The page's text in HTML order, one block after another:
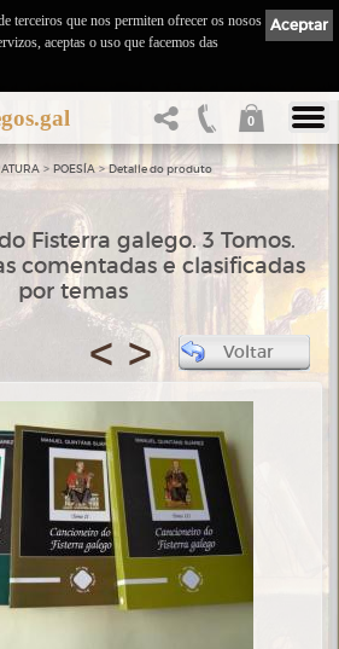
0
> POESÍA > Detalle do produto
Fisterra galego. 3 Tomos.
comentadas e clasificadas
por temas
< > Voltar
Aceptar
terceiros que nos permiten ofrecer os nosos
aceptas o uso que facemos das